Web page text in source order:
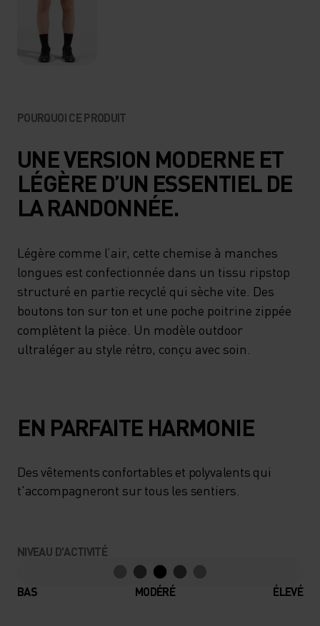
POURQUOI CE PRODUIT
UNE VERSION MODERNE ET
LÉGÈRE D’UN ESSENTIEL DE
LA RANDONNÉE.
Légère comme l’air, cette chemise à manches
longues est confectionnée dans un tissu ripstop
structuré en partie recyclé qui sèche vite. Des
boutons ton sur ton et une poche poitrine zippée
complètent la pièce. Un modèle outdoor
ultraléger au style rétro, conçu avec soin.
EN PARFAITE HARMONIE
Des vêtements confortables et polyvalents qui
t'accompagneront sur tous les sentiers.
NIVEAU D'ACTIVITÉ
BAS MODÉRÉ ÉLEVÉ